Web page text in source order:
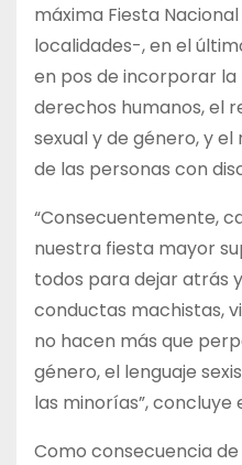
máxima Fiesta
localidades-, en el
en pos de incorporar
derechos humanos, el
sexual y de género, y
de las personas con
“Consecuentemente,
nuestra fiesta mayor
todos para dejar atrás
conductas machistas,
no hacen más que
género, el lenguaje
las minorías”, concluye
Como consecuencia